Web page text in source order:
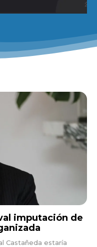
imputación de
Castañeda estaría